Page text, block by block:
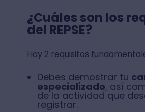
¿Cuáles son los
del REPSE?
Hay 2 requisitos
Debes demostrar tu
especializado, así
de la actividad que
registrar.